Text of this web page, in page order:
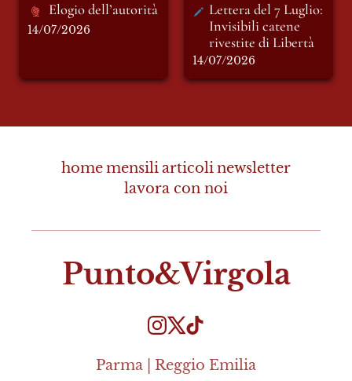
14/07/2026
Lettera del 7 Luglio:
Invisibili catene
rivestite di Libertà
14/07/2026
Punto&Virgola
homemensiliarticolinewsletter
lavora con noi
Parma | Reggio Emilia